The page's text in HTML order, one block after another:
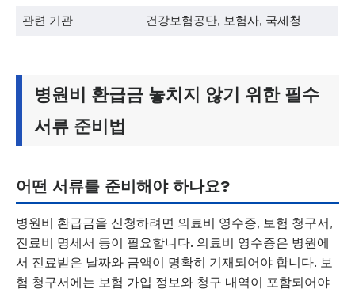
관련 기관 건강보험공단, 보험사, 국세청
병원비 환급금 놓치지 않기 위한 필수
서류 준비법
어떤 서류를 준비해야 하나요?
병원비 환급금을 신청하려면 의료비 영수증, 보험 청구서,
진료비 명세서 등이 필요합니다. 의료비 영수증은 병원에
서 진료받은 날짜와 금액이 명확히 기재되어야 합니다. 보
험 청구서에는 보험 가입 정보와 청구 내역이 포함되어야